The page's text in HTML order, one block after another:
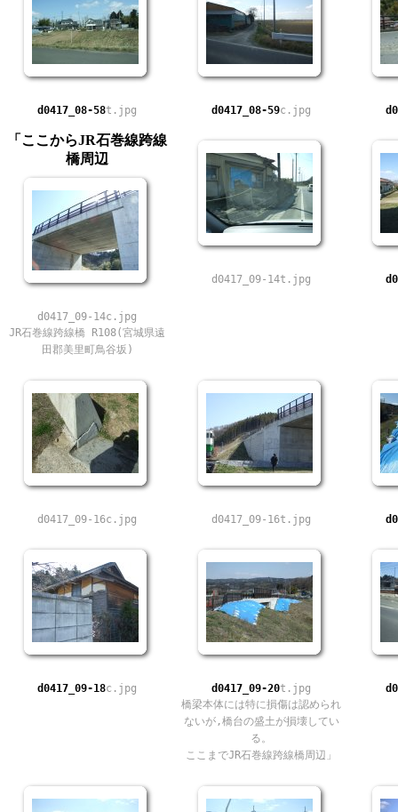
d0417_08-58t.jpg d0417_08-59c.jpg
「ここからJR石巻線跨線
橋周辺
d0417_09-14c.jpg
JR石巻線跨線橋 R108(宮城県遠
田郡美里町鳥谷坂)
d0417_09-14t.jpg
d0417_09-16c.jpg d0417_09-16t.jpg
d0417_09-18c.jpg d0417_09-20t.jpg
橋梁本体には特に損傷は認められ
ないが,橋台の盛土が損壊してい
る。
ここまでJR石巻線跨線橋周辺」